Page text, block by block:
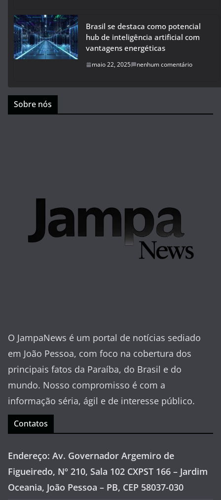
Brasil se destaca como potencial
hub de inteligência artificial com
vantagens energéticas
maio 22, 2025 nenhum comentário
Sobre nós
O JampaNews é um portal de notícias sediado
em João Pessoa, com foco na cobertura dos
principais fatos da Paraíba, do Brasil e do
mundo. Nosso compromisso é com a
informação séria, ágil e de interesse público.
Contatos
Endereço: Av. Governador Argemiro de
Figueiredo, Nº 210, Sala 102 CXPST 166 – Jardim
Oceania, João Pessoa – PB, CEP 58037-030